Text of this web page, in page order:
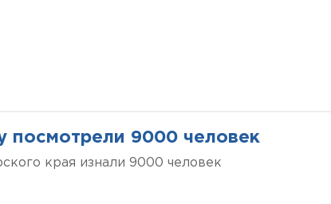
посмотрели 9000 человек
края изнали 9000 человек